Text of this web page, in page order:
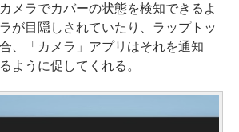
メラでカバーの状態を検知できるよ
が目隠しされていたり、ラップトッ
、「カメラ」アプリはそれを通知
ように促してくれる。